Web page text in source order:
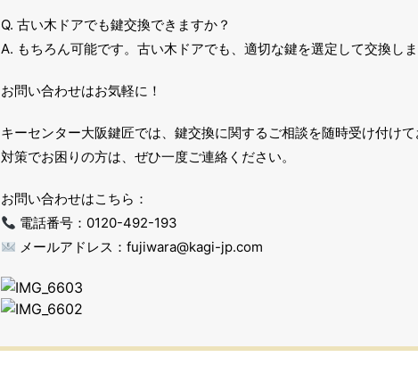
Q. 古い木ドアでも鍵交換できますか？
A. もちろん可能です。古い木ドアでも、適切な鍵を選定して交換しま
お問い合わせはお気軽に！
キーセンター大阪鍵匠では、鍵交換に関するご相談を随時受け付け
対策でお困りの方は、ぜひ一度ご連絡ください。
お問い合わせはこちら：
電話番号：0120-492-193
メールアドレス：fujiwara@kagi-jp.com